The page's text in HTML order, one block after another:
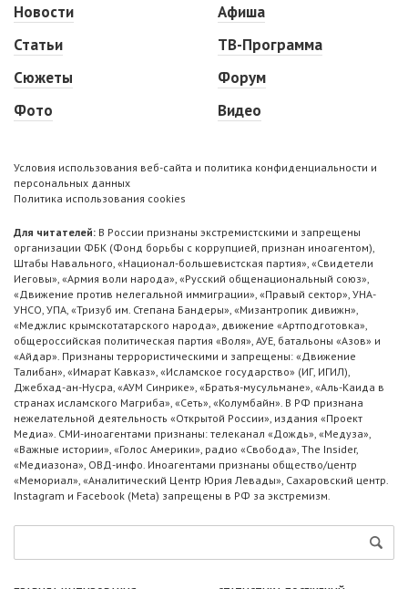
Новости
Статьи
Сюжеты
Фото
Афиша
ТВ-Программа
Форум
Видео
Условия использования веб-сайта и политика конфиденциальности и
персональных данных
Политика использования cookies
Для читателей: В России признаны экстремистскими и запрещены
организации ФБК (Фонд борьбы с коррупцией, признан иноагентом),
Штабы Навального, «Национал-большевистская партия», «Свидетели
Иеговы», «Армия воли народа», «Русский общенациональный союз»,
«Движение против нелегальной иммиграции», «Правый сектор», УНА-
УНСО, УПА, «Тризуб им. Степана Бандеры», «Мизантропик дивижн»,
«Меджлис крымскотатарского народа», движение «Артподготовка»,
общероссийская политическая партия «Воля», АУЕ, батальоны «Азов» и
«Айдар». Признаны террористическими и запрещены: «Движение
Талибан», «Имарат Кавказ», «Исламское государство» (ИГ, ИГИЛ),
Джебхад-ан-Нусра, «АУМ Синрике», «Братья-мусульмане», «Аль-Каида в
странах исламского Магриба», «Сеть», «Колумбайн». В РФ признана
нежелательной деятельность «Открытой России», издания «Проект
Медиа». СМИ-иноагентами признаны: телеканал «Дождь», «Медуза»,
«Важные истории», «Голос Америки», радио «Свобода», The Insider,
«Медиазона», ОВД-инфо. Иноагентами признаны общество/центр
«Мемориал», «Аналитический Центр Юрия Левады», Сахаровский центр.
Instagram и Facebook (Metа) запрещены в РФ за экстремизм.